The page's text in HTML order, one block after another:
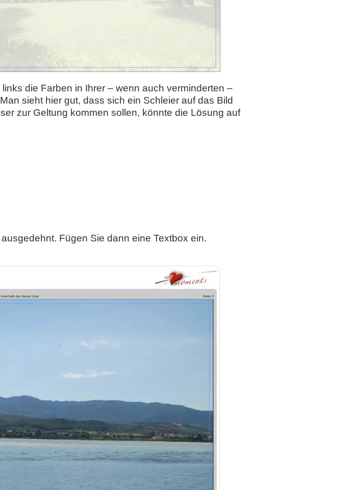
die Farben in Ihrer – wenn auch verminderten –
sieht hier gut, dass sich ein Schleier auf das Bild
zur Geltung kommen sollen, könnte die Lösung auf
Fügen Sie dann eine Textbox ein.